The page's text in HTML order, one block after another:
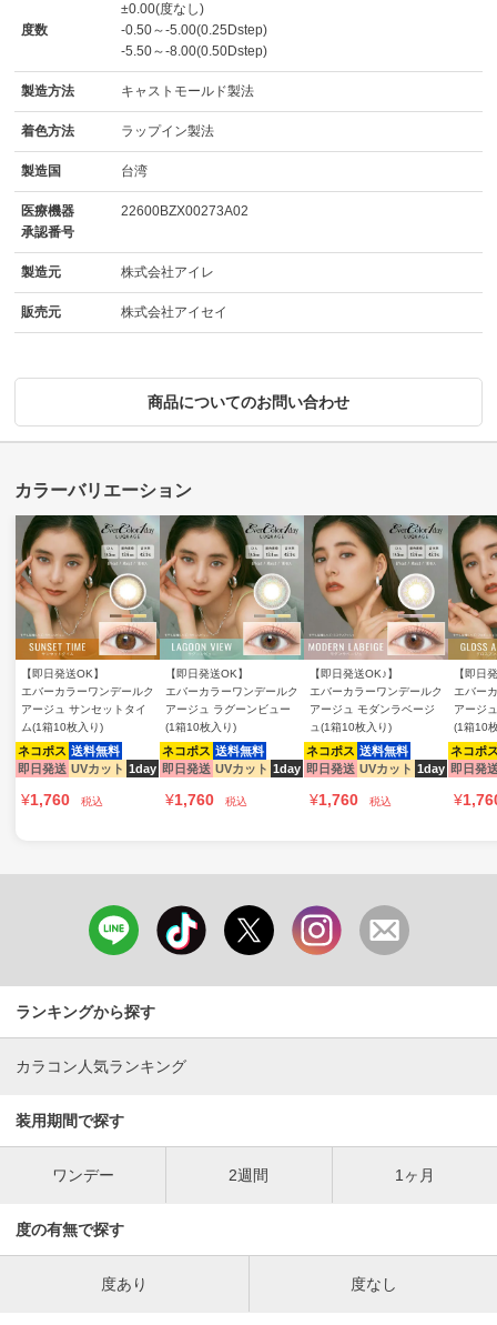
度数
±0.00(度なし)
-0.50～-5.00(0.25Dstep)
-5.50～-8.00(0.50Dstep)
製造方法 キャストモールド製法
着色方法 ラップイン製法
製造国 台湾
医療機器
承認番号
22600BZX00273A02
製造元 株式会社アイレ
販売元 株式会社アイセイ
商品についてのお問い合わせ
【即日発送OK】
エバーカラーワンデールク
アージュ サンセットタイ
ム(1箱10枚入り)
ネコポス 送料無料
即日発送 UVカット 1day
¥1,760 税込
【即日発送OK】
エバーカラーワンデールク
アージュ ラグーンビュー
(1箱10枚入り)
ネコポス 送料無料
即日発送 UVカット 1day
¥1,760 税込
【即日発送OK♪】
エバーカラーワンデールク
アージュ モダンラベージ
ュ(1箱10枚入り)
ネコポス 送料無料
即日発送 UVカット 1day
¥1,760 税込
【即日
エバー
アージ
(1箱10
ネコポ
即日発
¥
ランキングから探す
カラコン人気ランキング
装用期間で探す
ワンデー 2週間 1ヶ月
度の有無で探す
度あり 度なし